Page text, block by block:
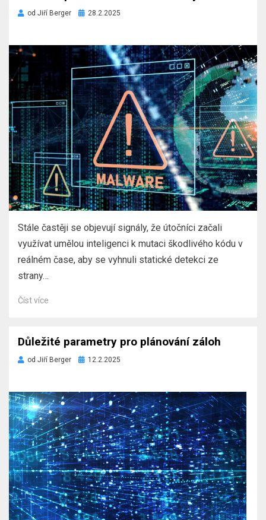
od Jiří Berger
Zveřejněno
28.2.2025
Stále častěji se objevují signály, že útočníci začali
využívat umělou inteligenci k mutaci škodlivého kódu v
reálném čase, aby se vyhnuli statické detekci ze
strany…
Číst více
Důležité parametry pro plánování záloh
od Jiří Berger
Zveřejněno
12.2.2025